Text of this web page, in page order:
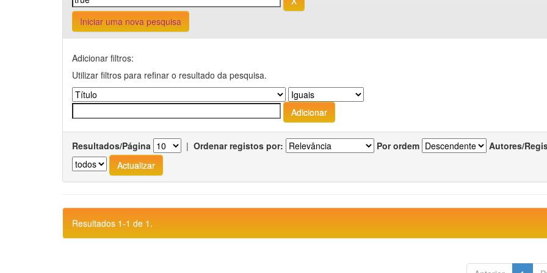
Iniciar uma nova pesquisa
Adicionar filtros:
Utilizar filtros para refinar o resultado da pesquisa.
Resultados/Página | Ordenar registos por: Por ordem Autores/
Resultados 1-1 de 1.